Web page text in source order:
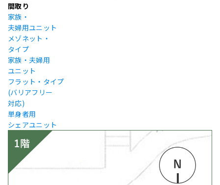
間取り
家族・
夫婦用ユニット
メゾネット・
タイプ
家族・夫婦用
ユニット
フラット・タイプ
(バリアフリー
対応)
単身者用
シェアユニット